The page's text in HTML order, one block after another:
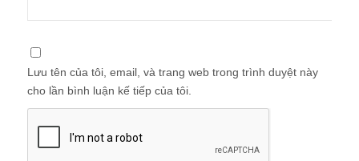
Lưu tên của tôi, email, và trang web trong trình duyệt này
cho lần bình luận kế tiếp của tôi.